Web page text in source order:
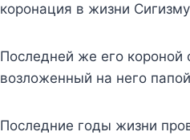
коронация в жизни
Последней же его
возложенный на него
Последние годы жизни